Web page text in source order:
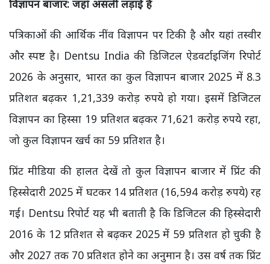
विज्ञापन बाजार: जहां असली लड़ाई है
पत्रिकाओं की आर्थिक नींव विज्ञापन पर टिकी है और यहां तस्वीर
और स्पष्ट है। Dentsu India की डिजिटल ऐडवर्टाइजिंग रिपोर्ट
2026 के अनुसार, भारत का कुल विज्ञापन बाजार 2025 में 8.3
प्रतिशत बढ़कर 1,21,339 करोड़ रुपये हो गया। इसमें डिजिटल
विज्ञापन का हिस्सा 19 प्रतिशत बढ़कर 71,621 करोड़ रुपये रहा,
जो कुल विज्ञापन खर्च का 59 प्रतिशत है।
प्रिंट मीडिया की हालत देखें तो कुल विज्ञापन बाजार में प्रिंट की
हिस्सेदारी 2025 में घटकर 14 प्रतिशत (16,594 करोड़ रुपये) रह
गई। Dentsu रिपोर्ट यह भी बताती है कि डिजिटल की हिस्सेदारी
2016 के 12 प्रतिशत से बढ़कर 2025 में 59 प्रतिशत हो चुकी है
और 2027 तक 70 प्रतिशत होने का अनुमान है। उस वर्ष तक प्रिंट